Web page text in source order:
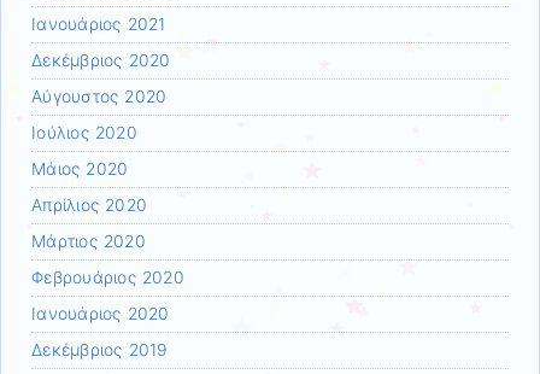
Ιανουάριος 2021
Δεκέμβριος 2020
Αύγουστος 2020
Ιούλιος 2020
Μάιος 2020
Απρίλιος 2020
Μάρτιος 2020
Φεβρουάριος 2020
Ιανουάριος 2020
Δεκέμβριος 2019